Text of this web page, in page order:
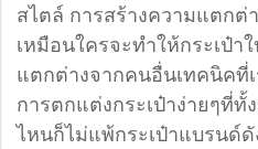
สไตล์ การสร้างความแตกต่
เหมือนใครจะทำให้กระเป๋
แตกต่างจากคนอื่นเทคนิคที่
การตกแต่งกระเป๋าง่ายๆที่ทั้
ไหนก็ไม่แพ้กระเป๋าแบรนด์